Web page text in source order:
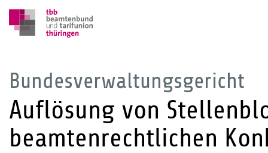
Bundesverwaltungsgericht
Auflösung von
beamtenrechtlichen